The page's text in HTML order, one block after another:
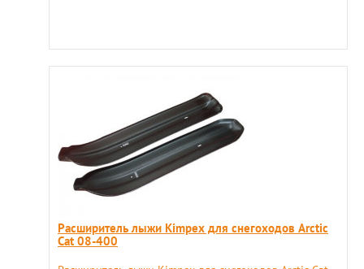
Расширитель лыжи Kimpex для снегоходов Arctic
Cat 08-400